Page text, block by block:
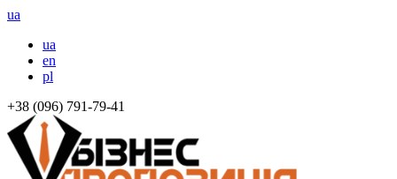
ua
ua
en
pl
+38 (096) 791-79-41